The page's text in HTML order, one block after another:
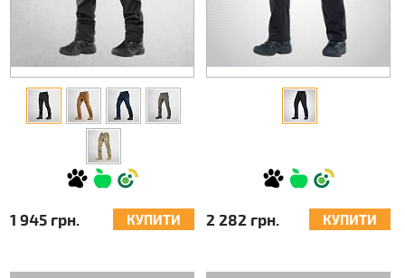
1 945 грн. КУПИТИ 2 282 грн. КУПИТИ